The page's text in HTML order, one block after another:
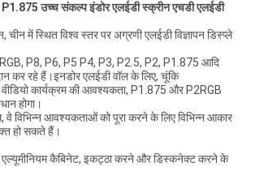
उच्च संकल्प इंडोर एलईडी स्क्रीन एचडी एलईडी
में स्थित विश्व स्तर पर अग्रणी एलईडी विज्ञापन डिस्प्ले
P8, P6, P5 P4, P3, P2.5, P2, P1.875 आदि
कर रहे हैं।इनडोर एलईडी वॉल के लिए, चूंकि
कार्यक्रम की आवश्यकता, P1.875 और P2RGB
होगा।
वे विभिन्न आवश्यकताओं को पूरा करने के लिए विभिन्न आकार
हो सकते हैं।
कैबिनेट, इकट्ठा करने और डिस्कनेक्ट करने के